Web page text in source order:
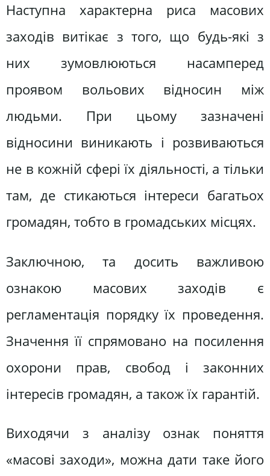
Наступна характерна риса масових
заходів витікає з того, що будь-які з
них зумовлюються насамперед
проявом вольових відносин між
людьми. При цьому зазначені
відносини виникають і розвиваються
не в кожній сфері їх діяльності, а тільки
там, де стикаються інтереси багатьох
громадян, тобто в громадських місцях.
Заключною, та досить важливою
ознакою масових заходів є
регламентація порядку їх проведення.
Значення її спрямовано на посилення
охорони прав, свобод і законних
інтересів громадян, а також їх гарантій.
Виходячи з аналізу ознак поняття
«масові заходи», можна дати таке його